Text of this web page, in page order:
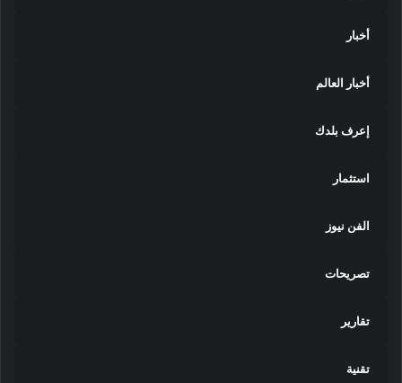
أخبار
أخبار العالم
إعرف بلدك
استثمار
الفن نيوز
تصريحات
تقارير
تقنية